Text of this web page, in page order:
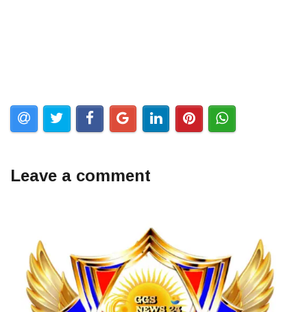
Leave a comment